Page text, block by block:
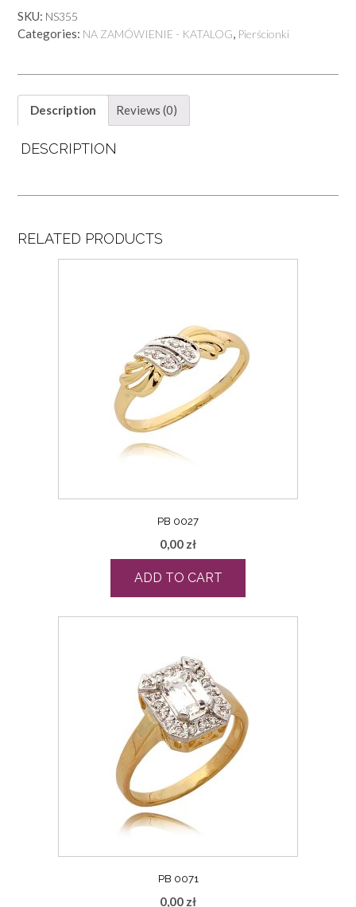
SKU: NS355
Categories: NA ZAMÓWIENIE - KATALOG, Pierścionki
Description Reviews (0)
DESCRIPTION
RELATED PRODUCTS
PB 0027
0,00 zł
ADD TO CART
PB 0071
0,00 zł